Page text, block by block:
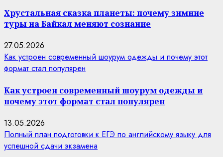
Хрустальная сказка планеты: почему зимние
туры на Байкал меняют сознание
27.05.2026
Как устроен современный шоурум одежды и почему этот
формат стал популярен
Как устроен современный шоурум одежды и
почему этот формат стал популярен
13.05.2026
Полный план подготовки к ЕГЭ по английскому языку для
успешной сдачи экзамена